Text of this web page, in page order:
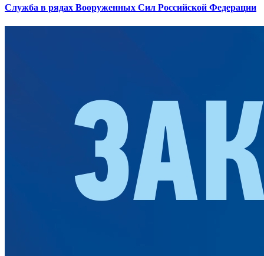
Служба в рядах Вооруженных Сил Российской Федерации